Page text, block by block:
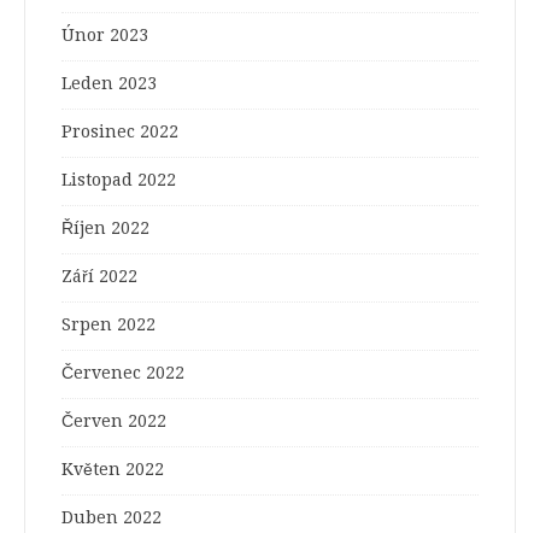
Únor 2023
Leden 2023
Prosinec 2022
Listopad 2022
Říjen 2022
Září 2022
Srpen 2022
Červenec 2022
Červen 2022
Květen 2022
Duben 2022